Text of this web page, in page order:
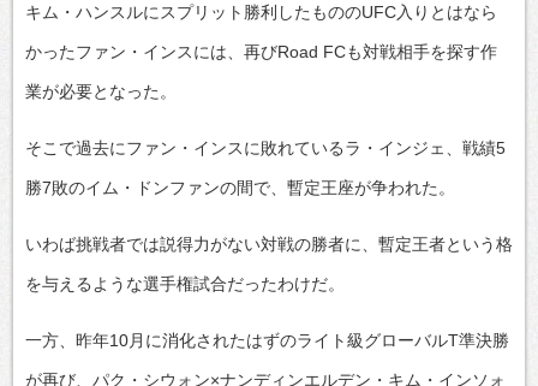
キム・ハンスルにスプリット勝利したもののUFC入りとはなら
かったファン・インスには、再びRoad FCも対戦相手を探す作
業が必要となった。
そこで過去にファン・インスに敗れているラ・インジェ、戦績5
勝7敗のイム・ドンファンの間で、暫定王座が争われた。
いわば挑戦者では説得力がない対戦の勝者に、暫定王者という格
を与えるような選手権試合だったわけだ。
一方、昨年10月に消化されたはずのライト級グローバルT準決勝
が再び、パク・シウォン×ナンディンエルデン・キム・インソォ